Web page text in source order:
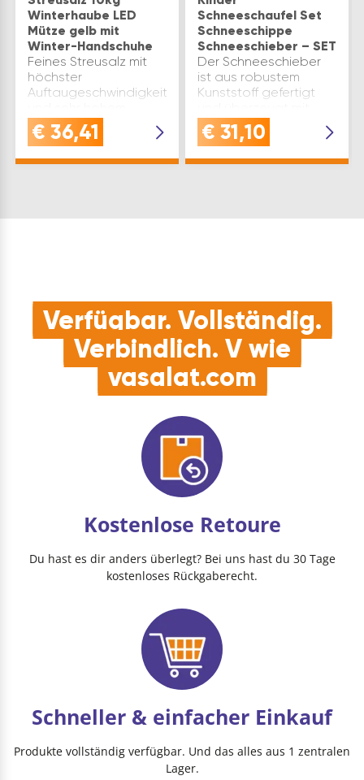
Winterhaube LED
Mütze gelb mit
Winter-Handschuhe
Feines Streusalz mit
höchster
Auftaugeschwindigkeit
Reinheitsgrad - ideal
als Streumittel gegen
€ 36,41
Schneeschaufel Set
Schneeschippe
Schneeschieber – SET
Der Schneeschieber
ist aus robustem
Kunststoff gefertigt
einem stabilem
Holzstiel und einem
€ 31,10
Verfügbar. Vollständig.
Verbindlich. V wie
vasalat.com
Kostenlose Retoure
Du hast es dir anders überlegt? Bei uns hast du 30 Tage
kostenloses Rückgaberecht.
Schneller & einfacher Einkauf
Produkte vollständig verfügbar. Und das alles aus 1 zentralen
Lager.